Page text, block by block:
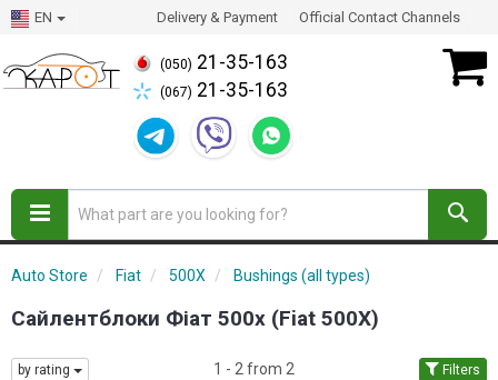
EN Delivery & Payment Official Contact Channels
(050) 21-35-163
(067) 21-35-163
Auto Store Fiat 500X Bushings (all types)
Сайлентблоки Фіат 500х (Fiat 500X)
by rating 1 - 2 from 2 Filters